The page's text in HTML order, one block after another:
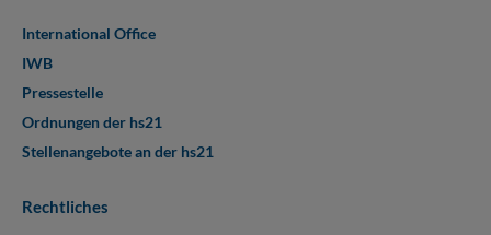
International Office
IWB
Pressestelle
Ordnungen der hs21
Stellenangebote an der hs21
Rechtliches